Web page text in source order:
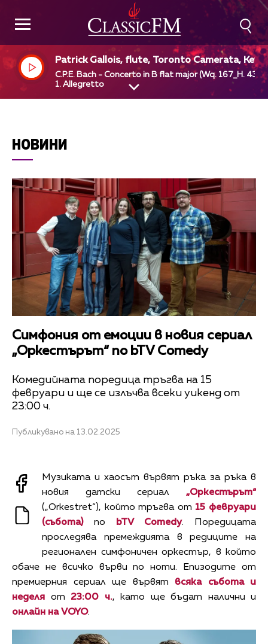
Patrick Gallois, flute, Toronto Camerata, Kevin
Mallon, dir
C.P.E. Bach - Concerto in B flat major (Wq. 167_H. 435)
1. Allegretto
НОВИНИ
Симфония от емоции в новия сериал
„Оркестърът“ по bTV Comedy
Комедийната поредица тръгва на 15
февруари и ще се излъчва всеки уикенд от
23:00 ч.
Публикувано на 13.02.2025
Музиката и хаосът вървят ръка за ръка в
новия датски сериал „Оркестърът“
(„Orkestret“), който тръгва от 15 февруари
(събота)по bTV Comedy. Поредицата
проследява премеждията в редиците на
регионален симфоничен оркестър, в който
обаче не всичко върви по ноти. Епизодите от
премиерния сериал ще вървят всяка събота и
неделя от 23:00 ч., като ще бъдат налични и
онлайн наVOYO.